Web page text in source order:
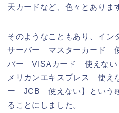
天カードなど、色々とありま
そのようなこともあり、イン
サーバー マスターカード
バー VISAカード 使えない
メリカンエキスプレス 使え
ー JCB 使えない】という
ることにしました。